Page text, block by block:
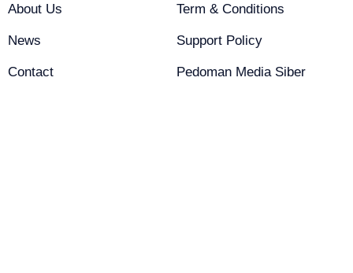
About Us
News
Contact
Term & Conditions
Support Policy
Pedoman Media Siber